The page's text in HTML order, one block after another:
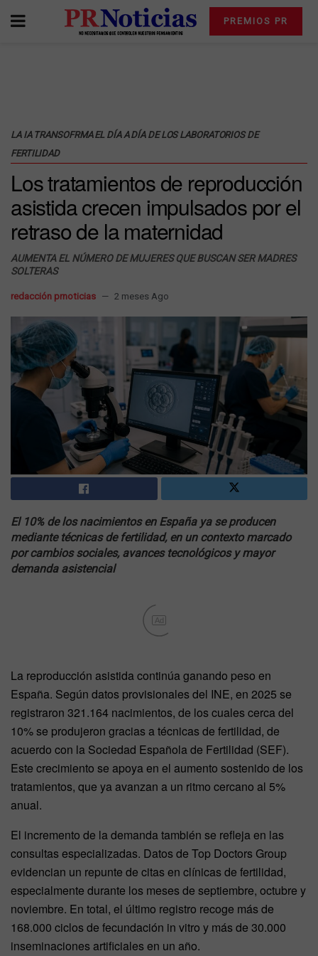
PREMIOS PR
LA IA TRANSOFRMA EL DÍA A DÍA DE LOS LABORATORIOS DE
FERTILIDAD
Los tratamientos de reproducción
asistida crecen impulsados por el
retraso de la maternidad
AUMENTA EL NÚMERO DE MUJERES QUE BUSCAN SER MADRES
SOLTERAS
redacción prnoticias 2 meses Ago
El 10% de los nacimientos en España ya se producen
mediante técnicas de fertilidad, en un contexto marcado
por cambios sociales, avances tecnológicos y mayor
demanda asistencial
Ad
La reproducción asistida continúa ganando peso en
España. Según datos provisionales del INE, en 2025 se
registraron 321.164 nacimientos, de los cuales cerca del
10% se produjeron gracias a técnicas de fertilidad, de
acuerdo con la Sociedad Española de Fertilidad (SEF).
Este crecimiento se apoya en el aumento sostenido de los
tratamientos, que ya avanzan a un ritmo cercano al 5%
anual.
El incremento de la demanda también se refleja en las
consultas especializadas. Datos de Top Doctors Group
evidencian un repunte de citas en clínicas de fertilidad,
especialmente durante los meses de septiembre, octubre y
noviembre. En total, el último registro recoge más de
168.000 ciclos de fecundación in vitro y más de 30.000
inseminaciones artificiales en un año.